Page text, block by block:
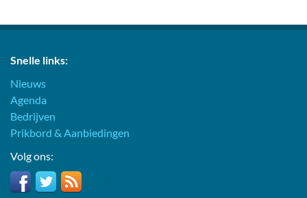
Snelle links:
Nieuws
Agenda
Bedrijven
Prikbord & Aanbiedingen
Volg ons: